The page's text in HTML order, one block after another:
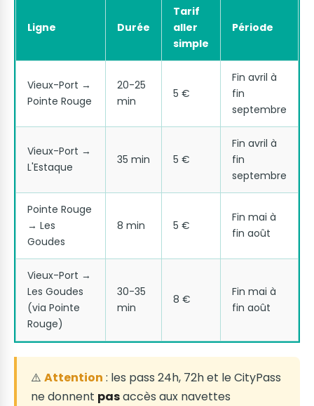
Ligne Durée
Tarif
aller
simple
Période
Vieux-Port →
Pointe Rouge
20-25
min
5 €
Fin avril à
fin
septembre
Vieux-Port →
L'Estaque
35 min 5 €
Fin avril à
fin
septembre
Pointe Rouge
→ Les
Goudes
8 min 5 €
Fin mai à
fin août
Vieux-Port →
Les Goudes
(via Pointe
Rouge)
30-35
min
8 €
Fin mai à
fin août
⚠️ Attention : les pass 24h, 72h et le CityPass
ne donnent pasaccès aux navettes